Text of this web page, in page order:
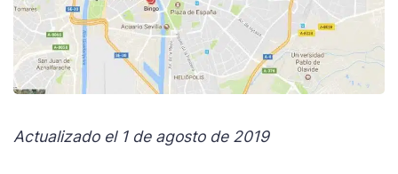
Actualizado el 1 de agosto de 2019